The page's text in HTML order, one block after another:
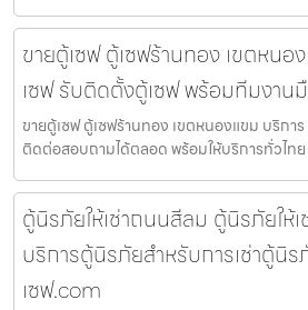
ขายตู้เซฟ ตู้เซฟร้านทอง เขตหนอ
เซฟ รับติดตั้งตู้เซฟ พร้อมทีมงาน
ขายตู้เซฟ ตู้เซฟร้านทอง เขตหนองแขม บริกา
ติดต่อสอบถามได้ตลอด พร้อมให้บริการทั่วไทย
ตู้นิรภัยให้เช่าถนนสีลม ตู้นิรภัยให้เ
บริการตู้นิรภัยสำหรับการเช่าตู้นิร
เซฟ.com